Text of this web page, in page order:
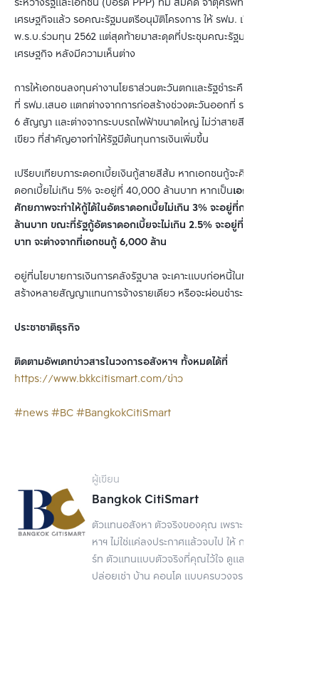
เศรษฐกิจแล้ว รอคณะรัฐมนตรีอนุมัติโครงการ ให้ รฟม. เปิดประมูลตาม
พ.ร.บ.ร่วมทุน 2562 แต่สุดท้ายมาสะดุดที่ประชุมคณะรัฐมนตรีฝ่าย
เศรษฐกิจ หลังมีความเห็นต่าง
การให้เอกชนลงทุนค่างานโยธาส่วนตะวันตกและรัฐชำระคืนให้ 10 ปี ตาม
ที่ รฟม.เสนอ แตกต่างจากการก่อสร้างช่วงตะวันออกที่ รฟม.แบ่งสร้าง
6 สัญญา และต่างจากระบบรถไฟฟ้าขนาดใหญ่ ไม่ว่าสายสีน้ำเงิน สายสี
เขียว ที่สำคัญอาจทำให้รัฐมีต้นทุนการเงินเพิ่มขึ้น
เปรียบเทียบภาระดอกเบี้ยเงินกู้สายสีส้ม หากเอกชนกู้จะคิดอัตรา
ดอกเบี้ยไม่เกิน 5% จะอยู่ที่ 40,000 ล้านบาท หากเป็นเอกชนรายใหญ่มี
ศักยภาพจะทำให้กู้ได้ในอัตราดอกเบี้ยไม่เกิน 3% จะอยู่ที่กว่า 31,000
ล้านบาท ขณะที่รัฐกู้อัตราดอกเบี้ยจะไม่เกิน 2.5% จะอยู่ที่ 25,000 ล้าน
บาท จะต่างจากที่เอกชนกู้ 6,000 ล้าน
อยู่ที่นโยบายการเงินการคลังรัฐบาล จะเคาะแบบก่อหนี้ในทันทีและแบ่ง
สร้างหลายสัญญาแทนการจ้างรายเดียว หรือจะผ่อนชำระระยะยาว
ประชาชาติธุรกิจ
ติดตามอัพเดทข่าวสารในวงการอสังหาฯ ทั้งหมดได้ที่
https://www.bkkcitismart.com/ข่าว
#news#BC#BangkokCitiSmart
ผู้เขียน
Bangkok CitiSmart
ตัวแทนอสังหา ตัวจริงของคุณ เพราะการขายอสัง
หาฯ ไม่ใช่แค่ลงประกาศแล้วจบไป ให้ กรุงเทพ ซิตี้สมา
ร์ท ตัวแทนแบบตัวจริงที่คุณไว้ใจ ดูแลเรื่องขาย
ปล่อยเช่า บ้าน คอนโด แบบครบวงจร